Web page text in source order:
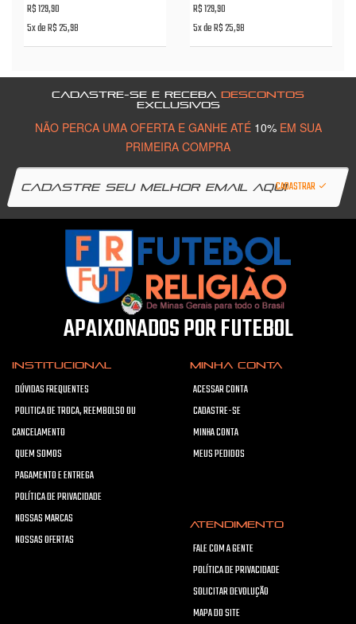
R$ 129,90
5x de R$ 25,98
R$ 129,90
5x de R$ 25,98
CADASTRE-SE E RECEBA DESCONTOS
EXCLUSIVOS
NÃO PERCA UMA OFERTA E GANHE ATÉ 10%EM SUA
PRIMEIRA COMPRA
CADASTRAR
APAIXONADOS POR FUTEBOL
INSTITUCIONAL
DÚVIDAS FREQUENTES
POLITICA DE TROCA, REEMBOLSO OU
CANCELAMENTO
QUEM SOMOS
PAGAMENTO E ENTREGA
POLÍTICA DE PRIVACIDADE
NOSSAS MARCAS
NOSSAS OFERTAS
MINHA CONTA
ACESSAR CONTA
CADASTRE-SE
MINHA CONTA
MEUS PEDIDOS
ATENDIMENTO
FALE COM A GENTE
POLÍTICA DE PRIVACIDADE
SOLICITAR DEVOLUÇÃO
MAPA DO SITE